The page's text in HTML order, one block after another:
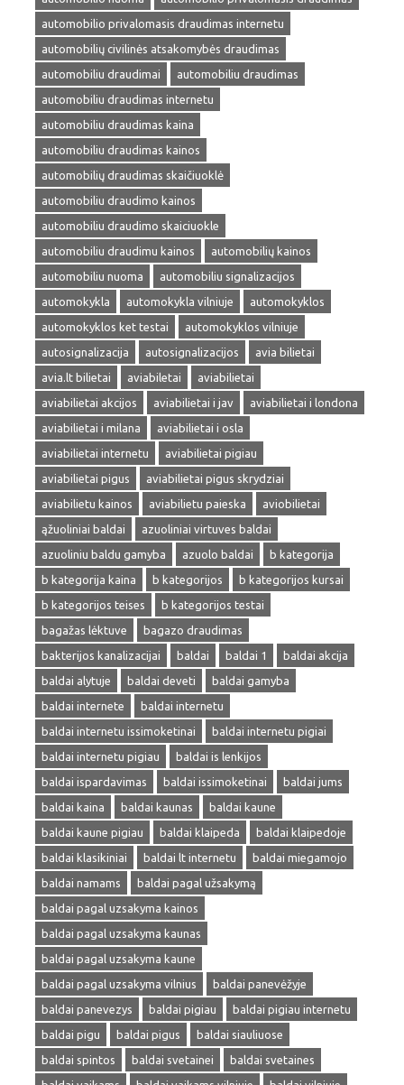
automobilio privalomasis draudimas internetu
automobilių civilinės atsakomybės draudimas
automobiliu draudimai
automobiliu draudimas
automobiliu draudimas internetu
automobiliu draudimas kaina
automobiliu draudimas kainos
automobilių draudimas skaičiuoklė
automobiliu draudimo kainos
automobiliu draudimo skaiciuokle
automobiliu draudimu kainos
automobilių kainos
automobiliu nuoma
automobiliu signalizacijos
automokykla
automokykla vilniuje
automokyklos
automokyklos ket testai
automokyklos vilniuje
autosignalizacija
autosignalizacijos
avia bilietai
avia.lt bilietai
aviabiletai
aviabilietai
aviabilietai akcijos
aviabilietai i jav
aviabilietai i londona
aviabilietai i milana
aviabilietai i osla
aviabilietai internetu
aviabilietai pigiau
aviabilietai pigus
aviabilietai pigus skrydziai
aviabilietu kainos
aviabilietu paieska
aviobilietai
ąžuoliniai baldai
azuoliniai virtuves baldai
azuoliniu baldu gamyba
azuolo baldai
b kategorija
b kategorija kaina
b kategorijos
b kategorijos kursai
b kategorijos teises
b kategorijos testai
bagažas lėktuve
bagazo draudimas
bakterijos kanalizacijai
baldai baldai 1
baldai akcija
baldai alytuje
baldai deveti
baldai gamyba
baldai internete
baldai internetu
baldai internetu issimoketinai
baldai internetu pigiai
baldai internetu pigiau
baldai is lenkijos
baldai ispardavimas
baldai issimoketinai
baldai jums
baldai kaina
baldai kaunas
baldai kaune
baldai kaune pigiau
baldai klaipeda
baldai klaipedoje
baldai klasikiniai
baldai lt internetu
baldai miegamojo
baldai namams
baldai pagal užsakymą
baldai pagal uzsakyma kainos
baldai pagal uzsakyma kaunas
baldai pagal uzsakyma kaune
baldai pagal uzsakyma vilnius
baldai panevėžyje
baldai panevezys
baldai pigiau
baldai pigiau internetu
baldai pigu
baldai pigus
baldai siauliuose
baldai spintos
baldai svetainei
baldai svetaines